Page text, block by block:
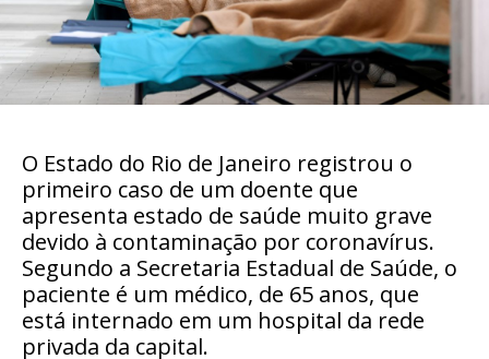
O Estado do Rio de Janeiro registrou o
primeiro caso de um doente que
apresenta estado de saúde muito grave
devido à contaminação por coronavírus.
Segundo a Secretaria Estadual de Saúde, o
paciente é um médico, de 65 anos, que
está internado em um hospital da rede
privada da capital.